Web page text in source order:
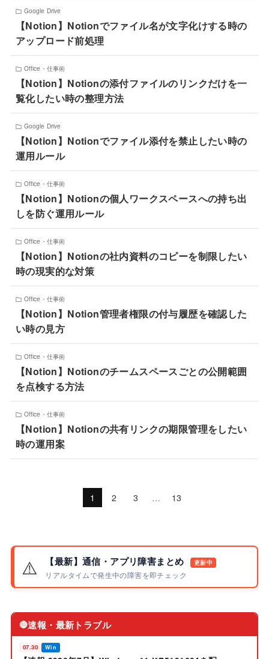
Google Drive
【Notion】Notionでファイル名が文字化けする時の
アップロード前処理
Office・仕事術
【Notion】Notionの添付ファイルのリンクだけを一
覧化したい時の整理方法
Google Drive
【Notion】Notionでファイル添付を禁止したい時の
運用ルール
Office・仕事術
【Notion】Notionの個人ワークスペースへの持ち出
しを防ぐ運用ルール
Office・仕事術
【Notion】Notionの社内資料のコピーを制限したい
時の現実的な対策
Office・仕事術
【Notion】Notion管理者権限の付与履歴を確認した
い時の見方
Office・仕事術
【Notion】Notionのチームスペースごとの公開範囲
を点検する方法
Office・仕事術
【Notion】Notionの共有リンクの期限管理をしたい
時の運用案
1 2 3 … 13
⚠️ 【最新】通信・アプリ障害まとめ 更新中
リアルタイムで発生中の障害を即チェック
🔴速報・最新トラブル
07.30 Win